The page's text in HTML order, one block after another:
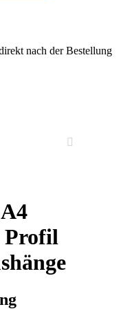
nach der Bestellung
Profil